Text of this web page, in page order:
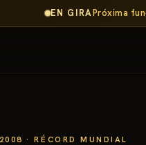
EN GIRAPróxima
· RÉCORD MUNDIAL